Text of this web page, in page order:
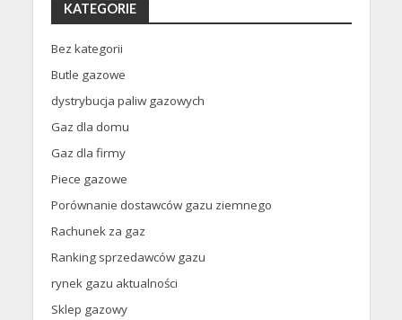
KATEGORIE
Bez kategorii
Butle gazowe
dystrybucja paliw gazowych
Gaz dla domu
Gaz dla firmy
Piece gazowe
Porównanie dostawców gazu ziemnego
Rachunek za gaz
Ranking sprzedawców gazu
rynek gazu aktualności
Sklep gazowy